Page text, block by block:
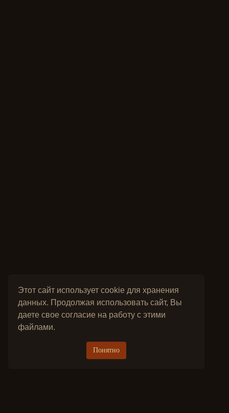
Этот сайт использует cookie для хранения
данных. Продолжая использовать сайт, Вы
даете свое согласие на работу с этими
файлами.
Понятно